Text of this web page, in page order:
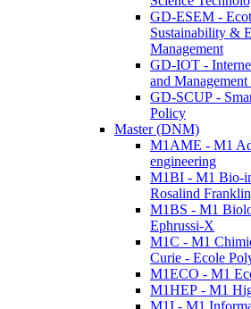
GD-ESEM -
Sustainability &
Management
GD-IOT -
and
GD-SCUP -
Policy
Master (DNM)
M1AME - M1
engineering
M1BI - M1 Bio-
Rosalind
M1BS - M1
Ephrussi-X
M1C - M1
Curie - Ecole
M1ECO - M1
M1HEP - M1
M1I - M1